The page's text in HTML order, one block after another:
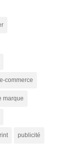
e-commerce
marque
publicité